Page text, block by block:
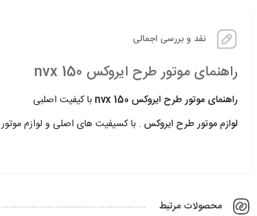
نقد و بررسی اجمالی
راهنمای موتور طرح ایروکس nvx 150
راهنمای موتور طرح ایروکس nvx 150
با کیفیت اصلبی
لوازم موتور طرح ایروکس . با کسیفیت های اصلی و لوازم موتور nmax – nvx …
محصولات مرتبط